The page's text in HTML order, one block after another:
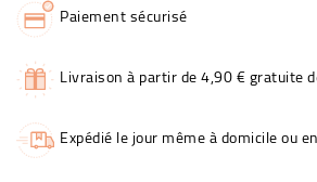
Paiement sécurisé
Livraison à partir de 4,90 € gratuite
Expédié le jour même à domicile ou